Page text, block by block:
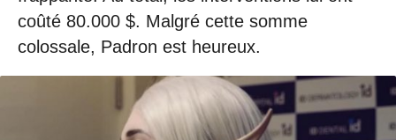
coûté 80.000 $. Malgré cette somme
colossale, Padron est heureux.